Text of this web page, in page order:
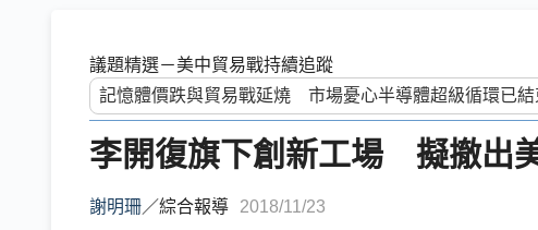
議題精選－美中貿易戰持續追蹤
李開復旗下創新工場 擬撤出
謝明珊／綜合報導 2018/11/23